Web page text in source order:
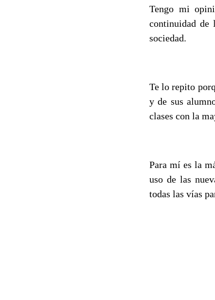
Tengo mi
continuidad de
sociedad.
Te lo repito
y de sus
clases con la
Para mí es la
uso de las
todas las vías